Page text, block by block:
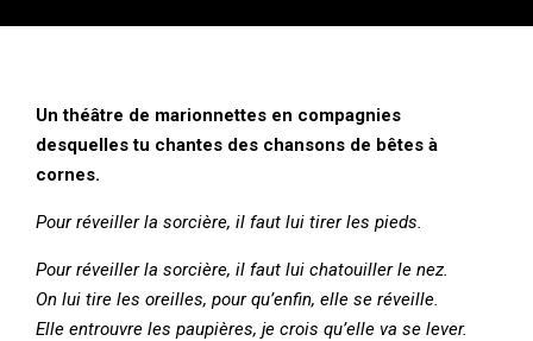
Un théâtre de marionnettes en compagnies
desquelles tu chantes des chansons de bêtes à
cornes.
Pour réveiller la sorcière, il faut lui tirer les pieds.
Pour réveiller la sorcière, il faut lui chatouiller le nez.
On lui tire les oreilles, pour qu’enfin, elle se réveille.
Elle entrouvre les paupières, je crois qu’elle va se lever.